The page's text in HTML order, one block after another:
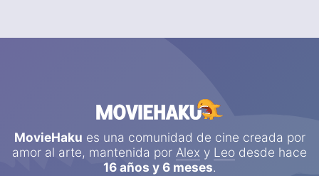
MovieHaku es una comunidad de cine creada por
amor al arte, mantenida por Alex y Leo desde hace
16 años y 6 meses.